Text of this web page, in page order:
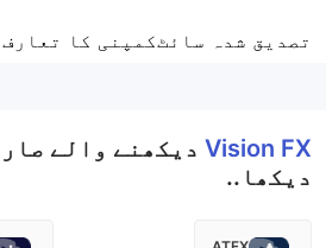
کمپنی کا مکمل نام
تصدیق شدہ سائٹکمپنی کا تعارف
Vision FX دیکھنے والے
دیکھا..